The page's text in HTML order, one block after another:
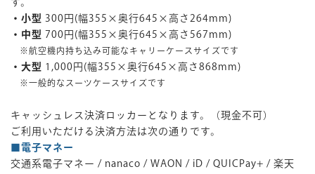
す。
・小型 300円(幅355×奥行645×高さ264mm)
・中型 700円(幅355×奥行645×高さ567mm)
※航空機内持ち込み可能なキャリーケースサイズです
・大型 1,000円(幅355×奥行645×高さ868mm)
※一般的なスーツケースサイズです
キャッシュレス決済ロッカーとなります。（現金不可）
ご利用いただける決済方法は次の通りです。
■電子マネー
交通系電子マネー / nanaco / WAON / iD / QUICPay+ / 楽天